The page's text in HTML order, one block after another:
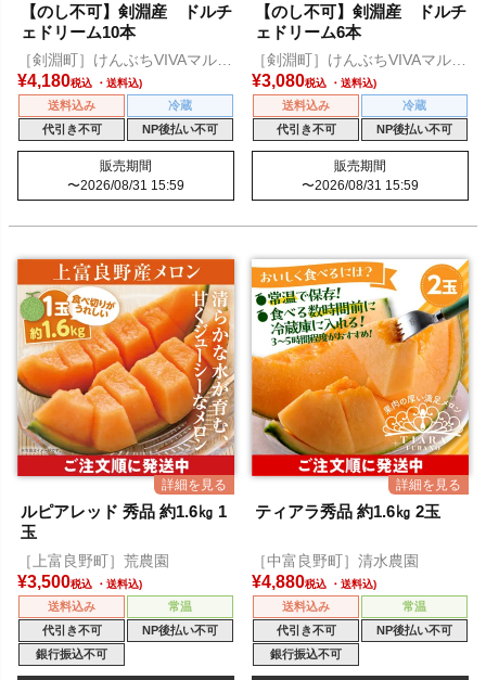
【のし不可】剣淵産 ドルチ
ェドリーム10本
［剣淵町］けんぶちVIVAマルシ
ェ
¥4,180税込
送料込み
冷蔵
代引き不可
NP後払い不可
販売期間
〜2026/08/31 15:59
【のし不可】剣淵産 ドルチ
ェドリーム6本
［剣淵町］けんぶちVIVAマルシ
ェ
¥3,080税込
送料込み
冷蔵
代引き不可
NP後払い不可
販売期間
〜2026/08/31 15:59
ルピアレッド 秀品 約1.6㎏ 1
玉
［上富良野町］荒農園
¥3,500税込
送料込み
常温
代引き不可
NP後払い不可
銀行振込不可
ティアラ秀品 約1.6㎏ 2玉
［中富良野町］清水農園
¥4,880税込
送料込み
常温
代引き不可
NP後払い不可
銀行振込不可